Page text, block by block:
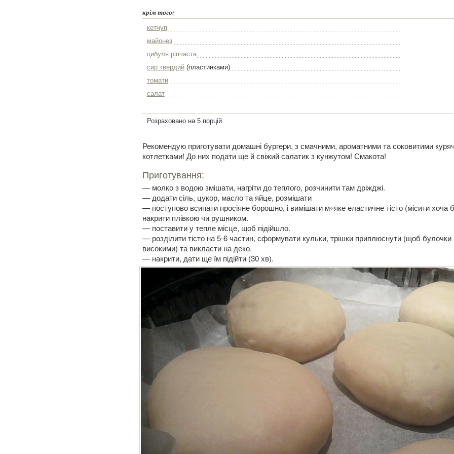
крім того:
кетчуп
майонез
цибуля ріпчаста
сир твердий(пластинками)
томати
салат
Розраховано на 5 порцій
Рекомендую приготувати домашні бургери, з смачними, ароматними та соковитими
котлетками! До них подати ще й свіжий салатик з кунжутом! Смакота!
Приготування:
— молко з водою змішати, нагріти до теплого, розчинити там дріжджі.
— додати сіль, цукор, масло та яйце, розмішати
— поступово всипати просіяне борошно, і вимішати м«яке еластичне тісто (місити хоча
накрити плівкою чи рушником.
— поставити у тепле місце, щоб підійшло.
— розділити тісто на 5-6 частин, сформувати кульки, трішки приплюснути (щоб
високими) та викласти на деко.
— накрити, дати ще їм підійти (30 хв).